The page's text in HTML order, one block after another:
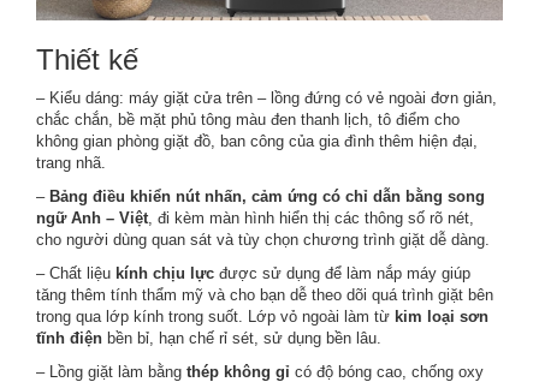
Thiết kế
– Kiểu dáng: máy giặt cửa trên – lồng đứng có vẻ ngoài đơn giản,
chắc chắn, bề mặt phủ tông màu đen thanh lịch, tô điểm cho
không gian phòng giặt đồ, ban công của gia đình thêm hiện đại,
trang nhã.
– Bảng điều khiển nút nhấn, cảm ứng có chỉ dẫn bằng song
ngữ Anh – Việt , đi kèm màn hình hiển thị các thông số rõ nét,
cho người dùng quan sát và tùy chọn chương trình giặt dễ dàng.
– Chất liệu kính chịu lực được sử dụng để làm nắp máy giúp
tăng thêm tính thẩm mỹ và cho bạn dễ theo dõi quá trình giặt bên
trong qua lớp kính trong suốt. Lớp vỏ ngoài làm từ kim loại sơn
tĩnh điện bền bỉ, hạn chế rỉ sét, sử dụng bền lâu.
– Lồng giặt làm bằng thép không gỉ có độ bóng cao, chống oxy